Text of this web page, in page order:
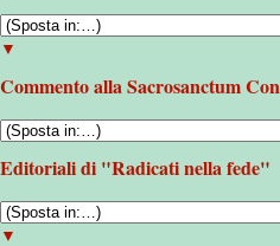
▼
Commento alla Sacrosanctum
Editoriali di "Radicati nella fede"
▼